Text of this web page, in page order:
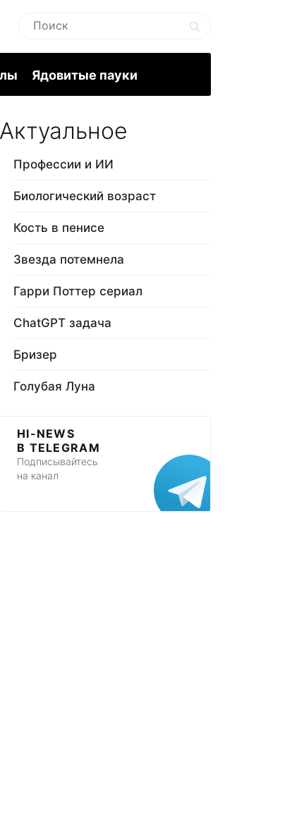
Ядовитые пауки
Актуальное
Профессии и ИИ
Биологический возраст
Кость в пенисе
Звезда потемнела
Гарри Поттер сериал
ChatGPT задача
Бризер
Голубая Луна
HI-NEWS
В TELEGRAM
Подписывайтесь
на канал